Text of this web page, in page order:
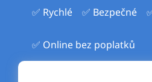
✅ Rychlé ✅ Bezpečné
✅ Online bez poplatků